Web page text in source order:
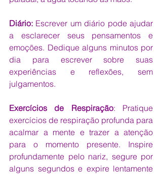
Diário: Escrever um diário pode ajudar
a esclarecer seus pensamentos e
emoções. Dedique alguns minutos por
dia para escrever sobre suas
experiências e reflexões, sem
julgamentos.
Exercícios de Respiração: Pratique
exercícios de respiração profunda para
acalmar a mente e trazer a atenção
para o momento presente. Inspire
profundamente pelo nariz, segure por
alguns segundos e expire lentamente